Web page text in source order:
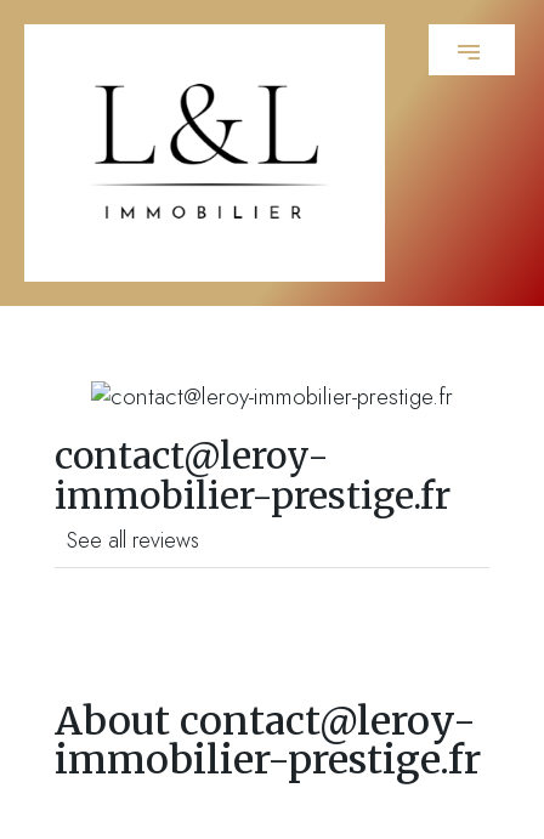
contact@leroy-
immobilier-prestige.fr
See all reviews
About contact@leroy-
immobilier-prestige.fr